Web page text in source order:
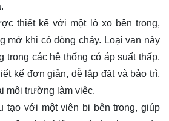
thiết kế với một lò xo bên trong,
mở khi có dòng chảy. Loại van này
các hệ thống có áp suất thấp.
kế đơn giản, dễ lắp đặt và bảo trì,
môi trường làm việc.
tạo với một viên bi bên trong, giúp